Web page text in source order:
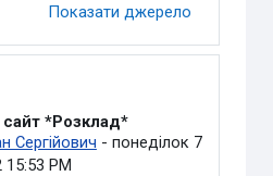
Показати джерело
користувач
*Розклад*
Сергійович - понеділок 7
PM